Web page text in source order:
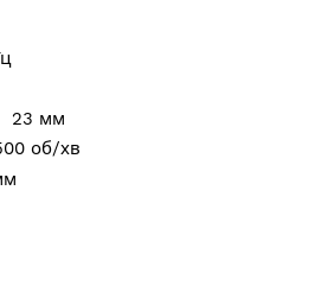
механічним
вузлів моделі, що
терміну служби
пластику захищає оператора
в процесі експлуатації
ланцюгів
23 мм
об/хв